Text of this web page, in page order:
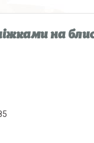
на